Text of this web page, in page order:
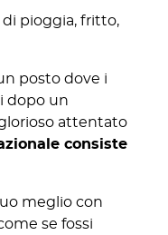
pioggia, fritto,
posto dove i
dopo un
attentato
consiste
meglio con
se fossi